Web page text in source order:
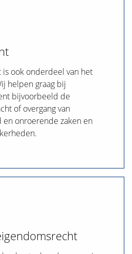
ook onderdeel van het
helpen graag bij
bijvoorbeeld de
of overgang van
onroerende zaken en